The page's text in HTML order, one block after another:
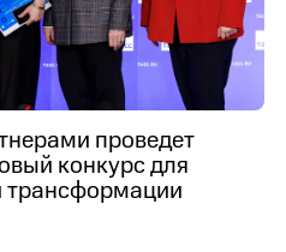
проведет
конкурс для